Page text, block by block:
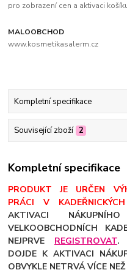
pro zobrazení cen a aktivaci
MALOOBCHOD
www.kosmetikasalerm.cz
Kompletní specifikace
Související zboží 2
Kompletní specifikace
PRODUKT JE URČEN
PRÁCI V
AKTIVACI
VELKOOBCHODNÍCH
NEJPRVE REGISTROVAT.
DOJDE K AKTIVACI
OBVYKLE NETRVÁ VÍCE